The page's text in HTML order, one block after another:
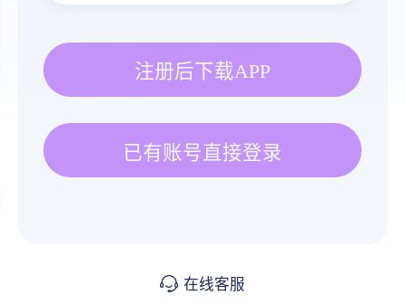
注册后下载APP
已有账号直接登录
在线客服